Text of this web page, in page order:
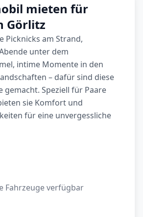
mieten für
Görlitz
Picknicks am Strand,
unter dem
intime Momente in den
– dafür sind diese
gemacht. Speziell für Paare
sie Komfort und
für eine unvergessliche
Fahrzeuge verfügbar